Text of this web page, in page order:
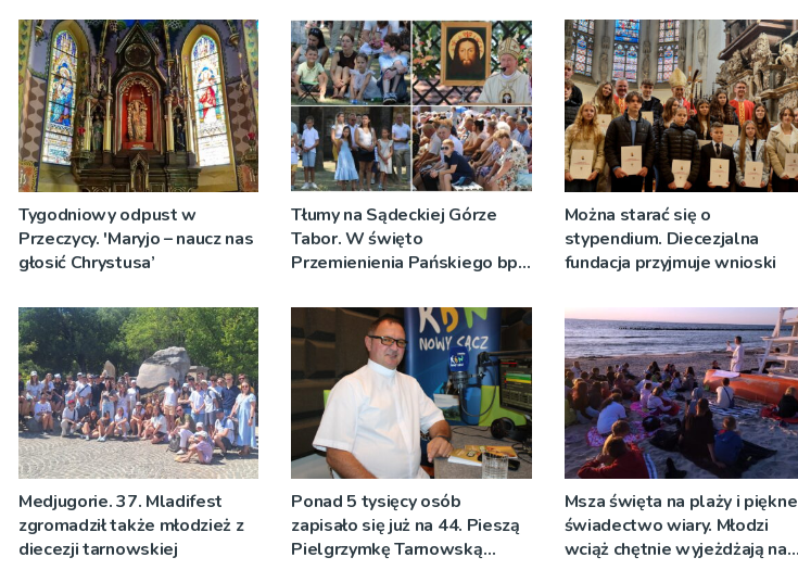
Tygodniowy odpust w
Przeczycy. 'Maryjo – naucz nas
głosić Chrystusa’
Tłumy na Sądeckiej Górze
Tabor. W święto
Przemienienia Pańskiego bp
Sakramentów [ZDJĘCIA]
Można starać się o
stypendium. Diecezjalna
fundacja przyjmuje wnioski
Medjugorie. 37. Mladifest
zgromadził także młodzież z
diecezji tarnowskiej
Ponad 5 tysięcy osób
zapisało się już na 44. Pieszą
Pielgrzymkę Tarnowską
Msza święta na plaży i piękne
świadectwo wiary. Młodzi
wciąż chętnie wyjeżdżają na